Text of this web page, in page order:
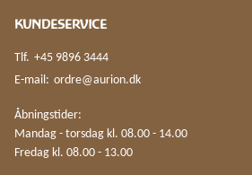
KUNDESERVICE
Tlf. +45 9896 3444
E-mail: ordre@aurion.dk
Åbningstider:
Mandag - torsdag kl. 08.00 - 14.00
Fredag kl. 08.00 - 13.00